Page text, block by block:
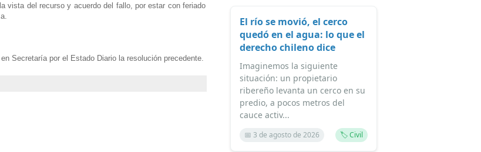
vista del recurso y acuerdo del fallo, por estar con feriado
Secretaría por el Estado Diario la resolución precedente.
El río se movió, el cerco
quedó en el agua: lo que el
derecho chileno dice
Imaginemos la siguiente
situación: un propietario
ribereño levanta un cerco en su
predio, a pocos metros del
cauce activ...
📅 3 de agosto de 2026 🏷️ Civil